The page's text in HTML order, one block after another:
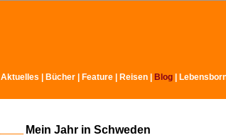
Aktuelles Bücher Feature Reisen Blog
Mein Jahr in Schweden